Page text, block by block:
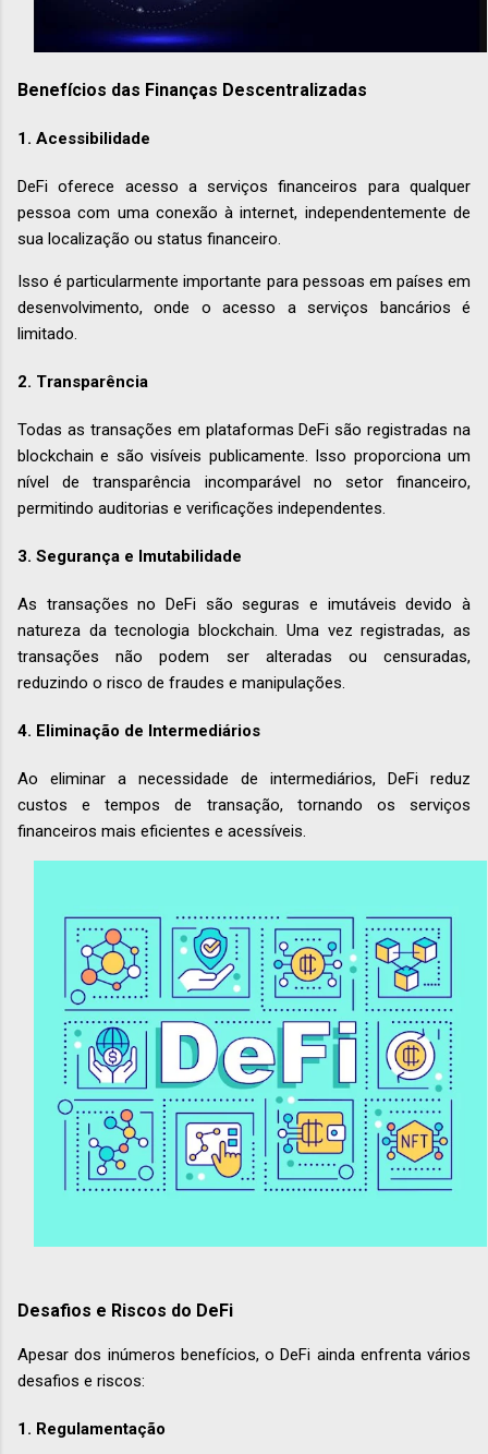
Benefícios das Finanças Descentralizadas
1. Acessibilidade
DeFi oferece acesso a serviços financeiros para qualquer
pessoa com uma conexão à internet, independentemente de
sua localização ou status financeiro.
Isso é particularmente importante para pessoas em países em
desenvolvimento, onde o acesso a serviços bancários é
limitado.
2. Transparência
Todas as transações em plataformas DeFi são registradas na
blockchain e são visíveis publicamente. Isso proporciona um
nível de transparência incomparável no setor financeiro,
permitindo auditorias e verificações independentes.
3. Segurança e Imutabilidade
As transações no DeFi são seguras e imutáveis devido à
natureza da tecnologia blockchain. Uma vez registradas, as
transações não podem ser alteradas ou censuradas,
reduzindo o risco de fraudes e manipulações.
4. Eliminação de Intermediários
Ao eliminar a necessidade de intermediários, DeFi reduz
custos e tempos de transação, tornando os serviços
financeiros mais eficientes e acessíveis.
Desafios e Riscos do DeFi
Apesar dos inúmeros benefícios, o DeFi ainda enfrenta vários
desafios e riscos:
1. Regulamentação